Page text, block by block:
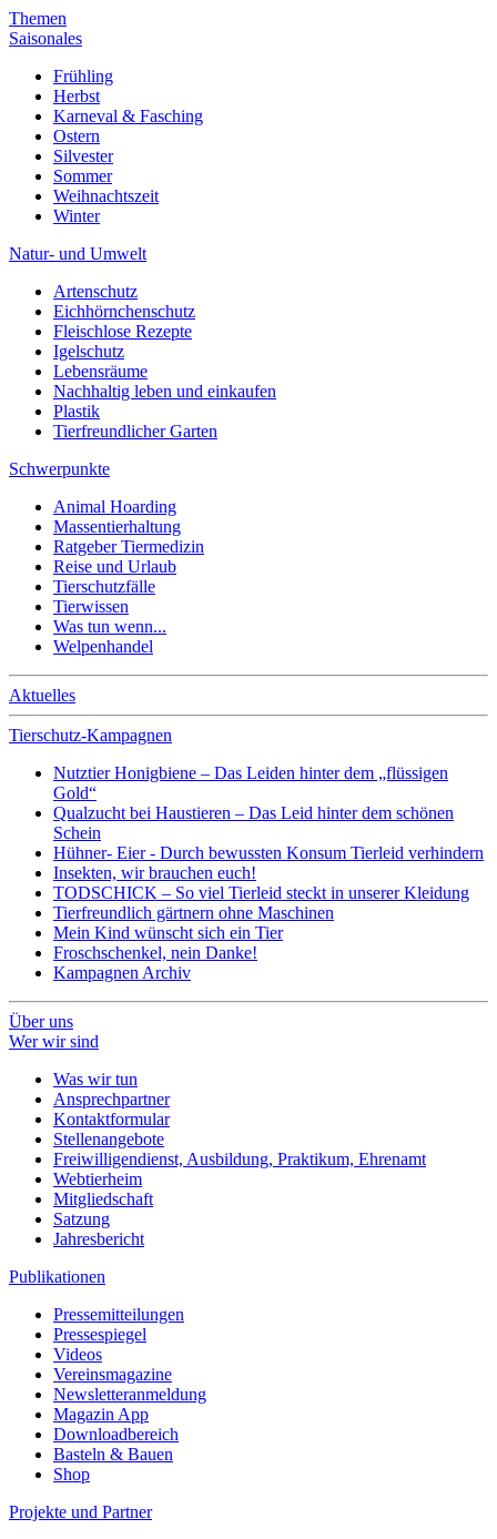
Themen
Saisonales
Frühling
Herbst
Karneval & Fasching
Ostern
Silvester
Sommer
Weihnachtszeit
Winter
Natur- und Umwelt
Artenschutz
Eichhörnchenschutz
Fleischlose Rezepte
Igelschutz
Lebensräume
Nachhaltig leben und einkaufen
Plastik
Tierfreundlicher Garten
Schwerpunkte
Animal Hoarding
Massentierhaltung
Ratgeber Tiermedizin
Reise und Urlaub
Tierschutzfälle
Tierwissen
Was tun wenn...
Welpenhandel
Aktuelles
Tierschutz-Kampagnen
Nutztier Honigbiene – Das Leiden hinter dem „flüssigen
Gold“
Qualzucht bei Haustieren – Das Leid hinter dem schönen
Schein
Hühner- Eier - Durch bewussten Konsum Tierleid verhindern
Insekten, wir brauchen euch!
TODSCHICK – So viel Tierleid steckt in unserer Kleidung
Tierfreundlich gärtnern ohne Maschinen
Mein Kind wünscht sich ein Tier
Froschschenkel, nein Danke!
Kampagnen Archiv
Über uns
Wer wir sind
Was wir tun
Ansprechpartner
Kontaktformular
Stellenangebote
Freiwilligendienst, Ausbildung, Praktikum, Ehrenamt
Webtierheim
Mitgliedschaft
Satzung
Jahresbericht
Publikationen
Pressemitteilungen
Pressespiegel
Videos
Vereinsmagazine
Newsletteranmeldung
Magazin App
Downloadbereich
Basteln & Bauen
Shop
Projekte und Partner